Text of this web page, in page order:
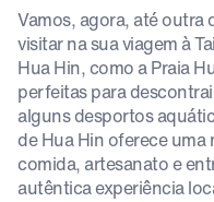
Vamos, agora, até outra
visitar na sua viagem à
Hua Hin, como a Praia
perfeitas para
alguns desportos
de Hua Hin oferece uma
comida, artesanato e
autêntica experiência